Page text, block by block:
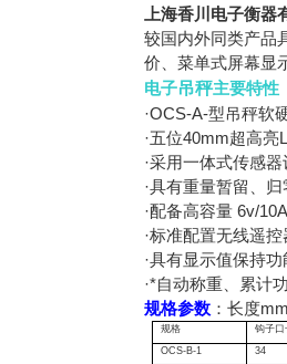
上海香川电子衡器
较国内外同类产品
价、菜单式屏幕显
电子吊秤主要特性
·OCS-A-型吊秤软
·五位40mm超高
·采用一体式传感
·具有重量暂留、
·配备高容量 6v/
·标准配置无线遥
·具有显示值保持
·*自动称重 、累计
规格参数 ：长度
规格
钩子口
OCS-B-1
34